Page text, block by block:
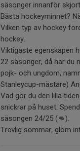
säsonger innanför
Bästa hockeyminnet?
Vilken typ av hockey
hockey.
Viktigaste egenskapen
22 säsonger, då har du
pojk- och ungdom,
Stanleycup-mästare)
Vad gör du den lilla
snickrar på huset.
säsongen 24/25 (👊).
Trevlig sommar, glöm